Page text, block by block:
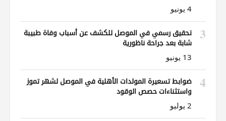
4 يونيو
3
تحقيق رسمي في الموصل للكشف عن أسباب وفاة طبيبة
شابة بعد جراحة ناظورية
13 يونيو
4
ضوابط تسعيرة المولدات الأهلية في الموصل لشهر تموز
واستثناءات حصص الوقود
2 يوليو